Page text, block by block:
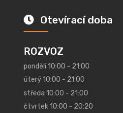
Otevírací doba
ROZVOZ
pondělí 10:00 - 21:00
úterý 10:00 - 21:00
středa 10:00 - 21:00
čtvrtek 10:00 - 20:20